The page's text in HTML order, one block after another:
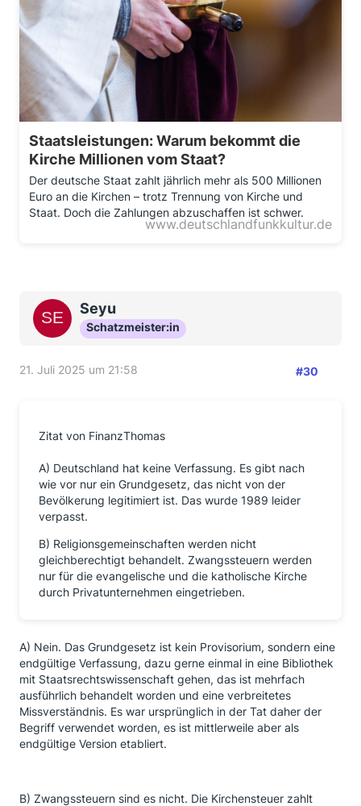
Staatsleistungen: Warum bekommt die
Kirche Millionen vom Staat?
Der deutsche Staat zahlt jährlich mehr als 500 Millionen
Euro an die Kirchen – trotz Trennung von Kirche und
Staat. Doch die Zahlungen abzuschaffen ist schwer.
www.deutschlandfunkkultur.de
Seyu
Schatzmeister:in
21. Juli 2025 um 21:58 #30
Zitat von FinanzThomas
A) Deutschland hat keine Verfassung. Es gibt nach
wie vor nur ein Grundgesetz, das nicht von der
Bevölkerung legitimiert ist. Das wurde 1989 leider
verpasst.
B) Religionsgemeinschaften werden nicht
gleichberechtigt behandelt. Zwangssteuern werden
nur für die evangelische und die katholische Kirche
durch Privatunternehmen eingetrieben.
A) Nein. Das Grundgesetz ist kein Provisorium, sondern eine
endgültige Verfassung, dazu gerne einmal in eine Bibliothek
mit Staatsrechtswissenschaft gehen, das ist mehrfach
ausführlich behandelt worden und eine verbreitetes
Missverständnis. Es war ursprünglich in der Tat daher der
Begriff verwendet worden, es ist mittlerweile aber als
endgültige Version etabliert.
B) Zwangssteuern sind es nicht. Die Kirchensteuer zahlt